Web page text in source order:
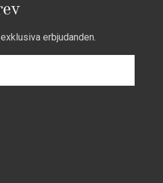
erbjudanden.